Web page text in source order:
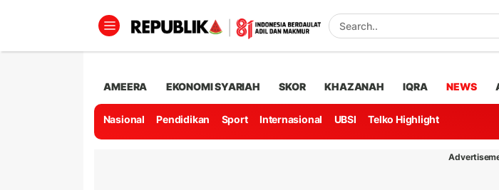
AMEERA EKONOMI SYARIAH SKOR KHAZANAH IQRA NEWS
Nasional Pendidikan Sport Internasional UBSI Telko Highlight